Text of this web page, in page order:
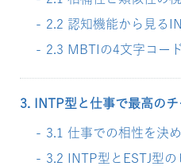
2.2 認知機能から見る
2.3 MBTIの4文字コー
3. INTP型と仕事で最高の
3.1 仕事での相性を決
3.2 INTP型とESTJ型